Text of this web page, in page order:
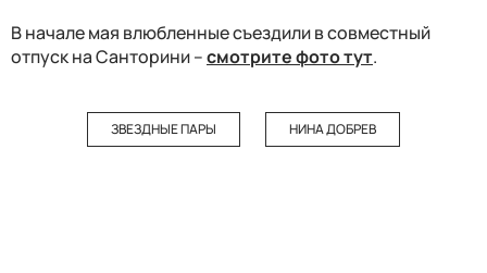
В начале мая влюбленные съездили в совместный
отпуск на Санторини –смотрите фото тут.
ЗВЕЗДНЫЕ ПАРЫ НИНА ДОБРЕВ